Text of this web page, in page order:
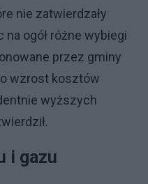
nie zatwierdzały
ogół różne wybiegi
przez gminy
wzrost kosztów
wyższych
i gazu